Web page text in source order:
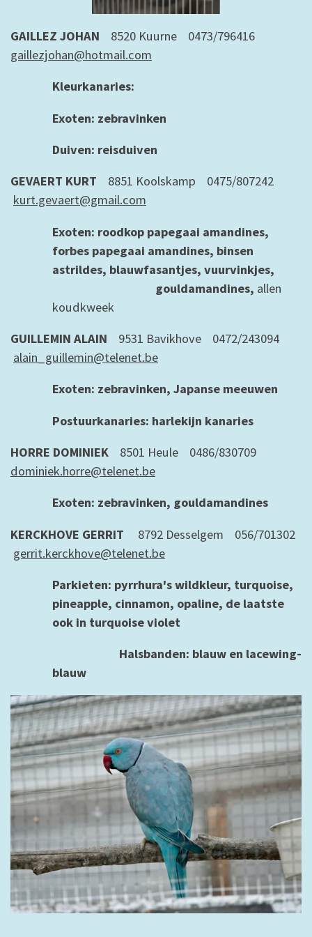
GAILLEZ JOHAN 8520 Kuurne 0473/796416
gaillezjohan@hotmail.com
Kleurkanaries:
Exoten: zebravinken
Duiven: reisduiven
GEVAERT KURT 8851 Koolskamp 0475/807242
kurt.gevaert@gmail.com
Exoten: roodkop papegaai amandines,
forbes papegaai amandines, binsen
astrildes, blauwfasantjes, vuurvinkjes,
gouldamandines, allen
koudkweek
GUILLEMIN ALAIN 9531 Bavikhove 0472/243094
alain_guillemin@telenet.be
Exoten: zebravinken, Japanse meeuwen
Postuurkanaries: harlekijn kanaries
HORRE DOMINIEK 8501 Heule 0486/830709
dominiek.horre@telenet.be
Exoten: zebravinken, gouldamandines
KERCKHOVE GERRIT 8792 Desselgem 056/701302
gerrit.kerckhove@telenet.be
Parkieten: pyrrhura's wildkleur, turquoise,
pineapple, cinnamon, opaline, de laatste
ook in turquoise violet
Halsbanden: blauw en lacewing-
blauw